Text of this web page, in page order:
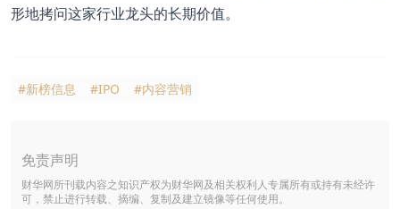
形地拷问这家行业龙头的长期价值。
#新榜信息 #IPO #内容营销
免责声明
财华网所刊载内容之知识产权为财华网及相关权利人专属所有或持有未经许
可，禁止进行转载、摘编、复制及建立镜像等任何使用。